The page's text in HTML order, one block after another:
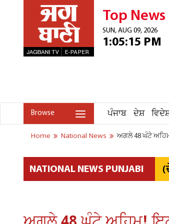
Top News
SUN, AUG 09, 2026
1:05:15 PM
Browse ਪੰਜਾਬ ਦੇਸ਼
Home National News ਅਗਲੇ 48 ਘੰਟੇ
NATIONAL NEWS PUNJABI